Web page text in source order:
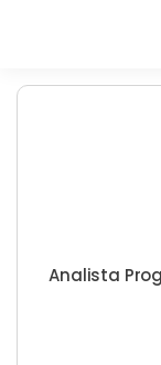
Analista